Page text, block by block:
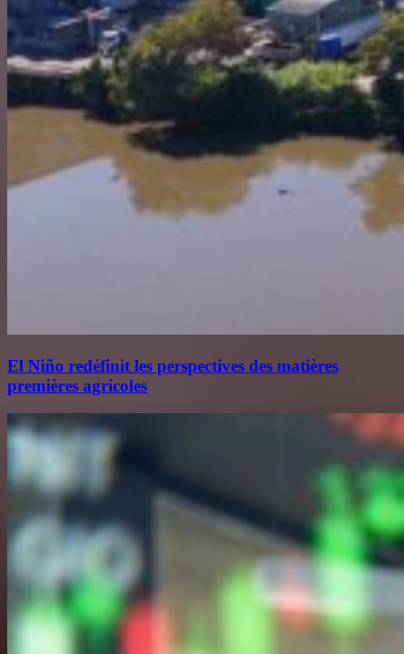
El Niño redéfinit les perspectives des matières
premières agricoles